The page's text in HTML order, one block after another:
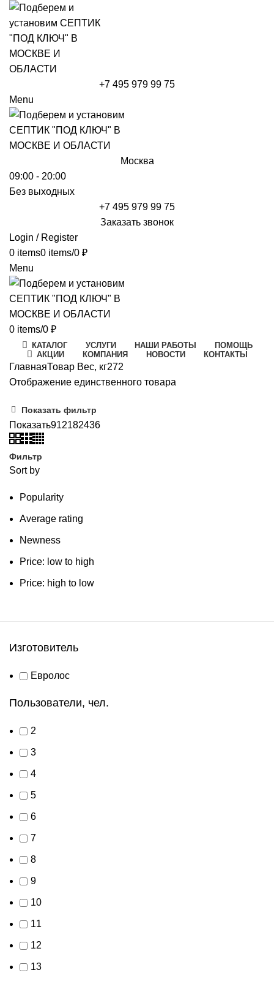
+7 495 979 99 75
Menu
Москва
09:00 - 20:00
Без выходных
+7 495 979 99 75
Заказать звонок
Login / Register
0 items0 items/0 ₽
Menu
0 items/0 ₽
КАТАЛОГ УСЛУГИ НАШИ РАБОТЫ
ПОМОЩЬ
АКЦИИ
КОМПАНИЯ НОВОСТИ КОНТАКТЫ
ГлавнаяТовар Вес, кг272
Отображение единственного товара
Показать фильтр
Показать912182436
Фильтр
Sort by
Popularity
Average rating
Newness
Price: low to high
Price: high to low
Изготовитель
Евролос
Пользователи, чел.
2
3
4
5
6
7
8
9
10
11
12
13